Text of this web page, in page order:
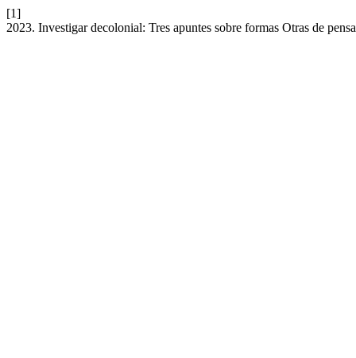
[1]
2023. Investigar decolonial: Tres apuntes sobre formas Otras de